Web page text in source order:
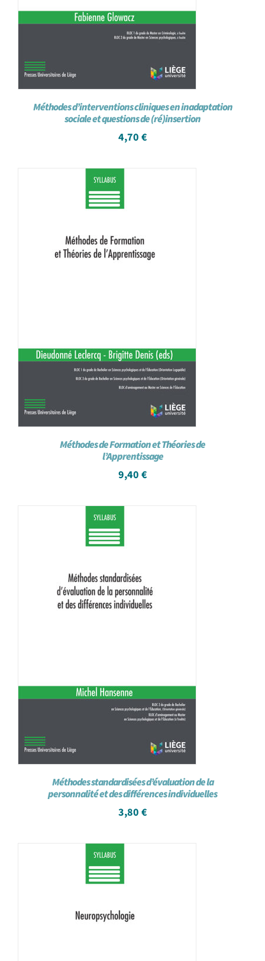
Méthodes d’interventions cliniques en inadaptation
sociale et questions de (ré)insertion
4,70 €
Méthodes de Formation et Théories de
l’Apprentissage
9,40 €
Méthodes standardisées d’évaluation de la
personnalité et des différences individuelles
3,80 €